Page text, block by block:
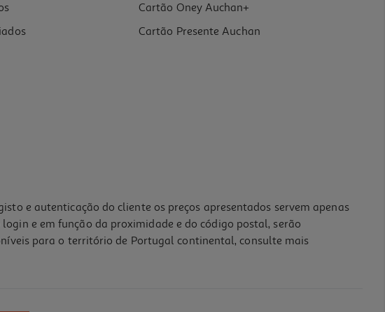
Cartão Oney Auchan+
Cartão Presente Auchan
e autenticação do cliente os preços apresentados servem apenas
e em função da proximidade e do código postal, serão
para o território de Portugal continental, consulte mais